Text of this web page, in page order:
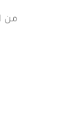
من